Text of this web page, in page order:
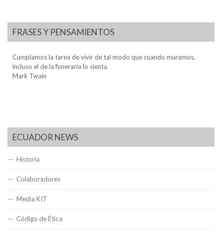
FRASES Y PENSAMIENTOS
Cumplamos la tarea de vivir de tal modo que cuando muramos,
incluso el de la funeraria lo sienta.
Mark Twain
ECUADOR NEWS
Historia
Colaboradores
Media KIT
Código de Ética